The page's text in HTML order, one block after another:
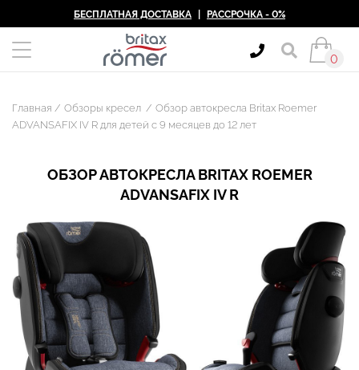
БЕСПЛАТНАЯ ДОСТАВКА | РАССРОЧКА - 0%
0
Главная Обзоры кресел
Обзор автокресла Britax Roemer
ADVANSAFIX IV R для детей с 9 месяцев до 12 лет
ОБЗОР АВТОКРЕСЛА BRITAX ROEMER
ADVANSAFIX IV R